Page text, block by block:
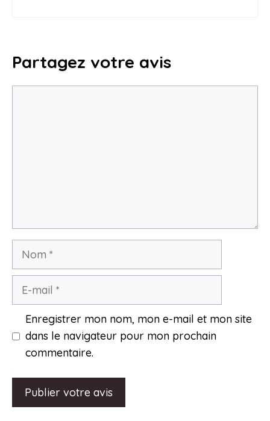
Partagez votre avis
Nom
Enregistrer mon nom, mon e-mail et mon site
dans le navigateur pour mon prochain
commentaire.